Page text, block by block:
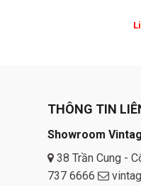
THÔNG TIN
Showroom
38 Trần Cung -
737 6666